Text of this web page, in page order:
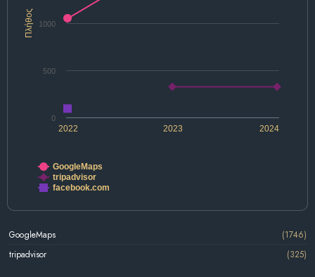
Πλήθος
2022 2023 2024
0
500
1000
GoogleMaps
tripadvisor
facebook.com
GoogleMaps
(1746)
tripadvisor
(325)